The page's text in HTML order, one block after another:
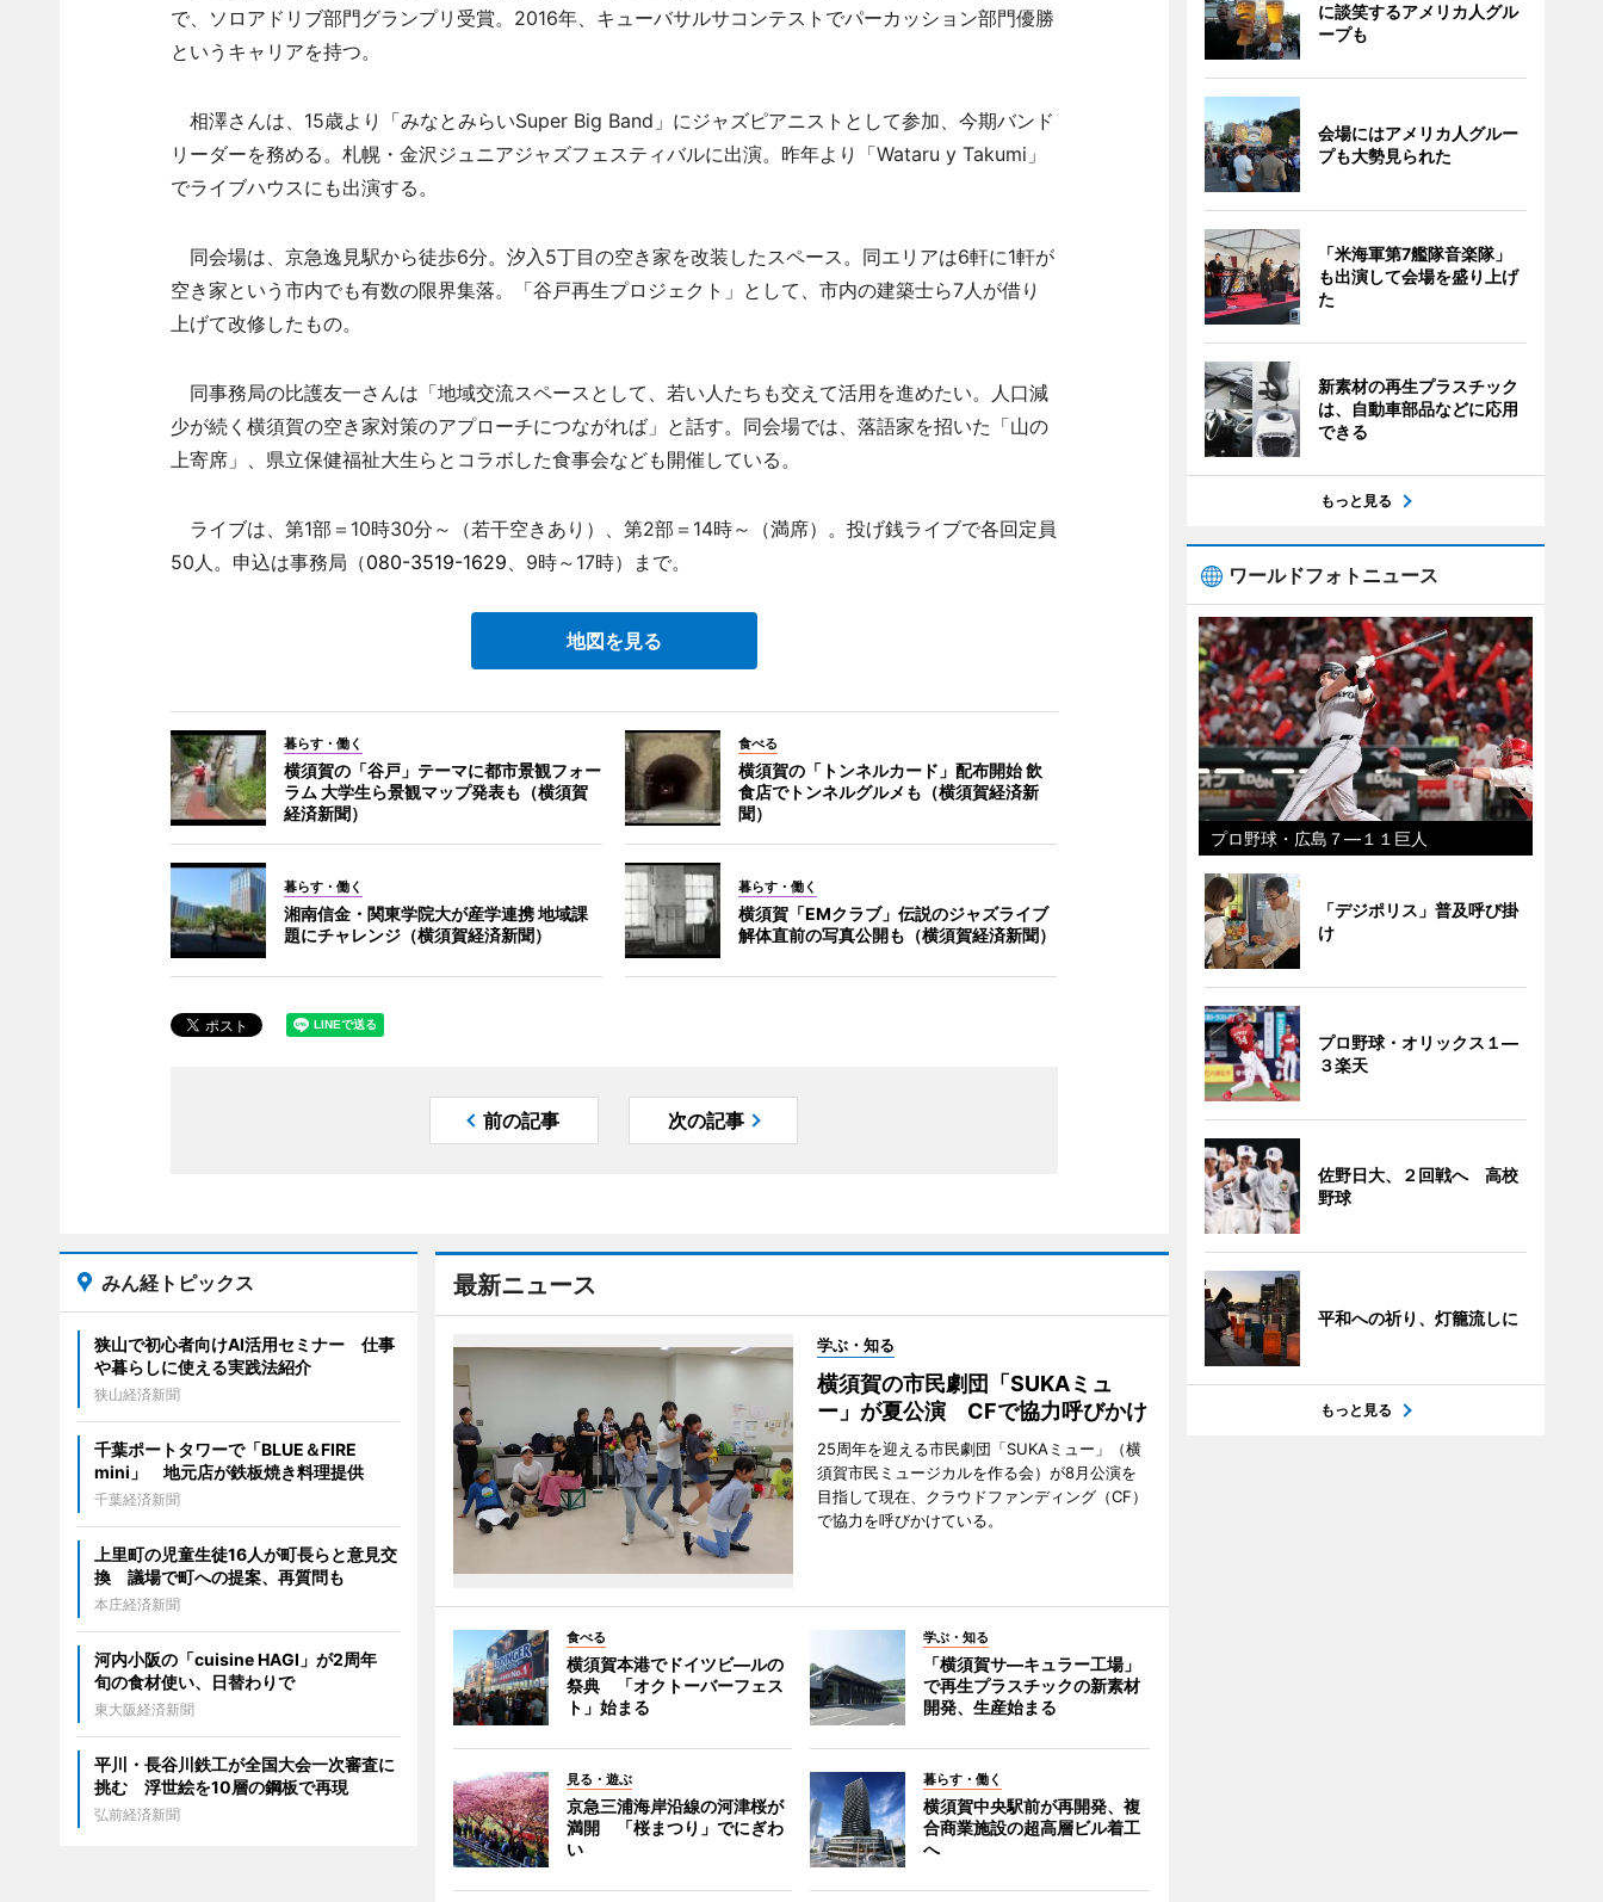
で、ソロアドリブ部門グランプリ受賞。2016年、キューバサルサコンテストでパーカッション部門優勝
というキャリアを持つ。
相澤さんは、15歳より「みなとみらいSuper Big Band」にジャズピアニストとして参加、今期バンド
リーダーを務める。札幌・金沢ジュニアジャズフェスティバルに出演。昨年より「Wataru y Takumi」
でライブハウスにも出演する。
同会場は、京急逸見駅から徒歩6分。汐入5丁目の空き家を改装したスペース。同エリアは6軒に1軒が
空き家という市内でも有数の限界集落。「谷戸再生プロジェクト」として、市内の建築士ら7人が借り
上げて改修したもの。
同事務局の比護友一さんは「地域交流スペースとして、若い人たちも交えて活用を進めたい。人口減
少が続く横須賀の空き家対策のアプローチにつながれば」と話す。同会場では、落語家を招いた「山の
上寄席」、県立保健福祉大生らとコラボした食事会なども開催している。
ライブは、第1部＝10時30分～（若干空きあり）、第2部＝14時～（満席）。投げ銭ライブで各回定員
50人。申込は事務局（080-3519-1629、9時～17時）まで。
地図を見る
暮らす・働く
横須賀の「谷戸」テーマに都市景観フォー
ラム 大学生ら景観マップ発表も（横須賀
経済新聞）
食べる
横須賀の「トンネルカード」配布開始 飲
食店でトンネルグルメも（横須賀経済新
聞）
暮らす・働く
湘南信金・関東学院大が産学連携 地域課
題にチャレンジ（横須賀経済新聞）
暮らす・働く
横須賀「EMクラブ」伝説のジャズライブ
解体直前の写真公開も（横須賀経済新聞）
前の記事 次の記事
最新ニュース
学ぶ・知る
横須賀の市民劇団「SUKAミュ
ー」が夏公演 CFで協力呼びかけ
25周年を迎える市民劇団「SUKAミュー」（横
須賀市民ミュージカルを作る会）が8月公演を
目指して現在、クラウドファンディング（CF）
で協力を呼びかけている。
食べる
横須賀本港でドイツビ―ルの
祭典 「オクトーバーフェス
ト」始まる
学ぶ・知る
「横須賀サ―キュラー工場」
で再生プラスチックの新素材
開発、生産始まる
見る・遊ぶ
京急三浦海岸沿線の河津桜が
満開 「桜まつり」でにぎわ
い
暮らす・働く
横須賀中央駅前が再開発、複
合商業施設の超高層ビル着工
へ
みん経トピックス
狭山で初心者向けAI活用セミナー 仕事
や暮らしに使える実践法紹介
狭山経済新聞
千葉ポートタワーで「BLUE＆FIRE
mini」 地元店が鉄板焼き料理提供
千葉経済新聞
上里町の児童生徒16人が町長らと意見交
換 議場で町への提案、再質問も
本庄経済新聞
河内小阪の「cuisine HAGI」が2周年
旬の食材使い、日替わりで
東大阪経済新聞
平川・長谷川鉄工が全国大会一次審査に
挑む 浮世絵を10層の鋼板で再現
弘前経済新聞
に談笑するアメリカ人グル
ープも
会場にはアメリカ人グルー
プも大勢見られた
「米海軍第7艦隊音楽隊」
も出演して会場を盛り上げ
た
新素材の再生プラスチック
は、自動車部品などに応用
できる
もっと見る
ワールドフォトニュース
プロ野球・広島７―１１巨人
「デジポリス」普及呼び掛
け
プロ野球・オリックス１―
３楽天
佐野日大、２回戦へ 高校
野球
平和への祈り、灯籠流しに
もっと見る